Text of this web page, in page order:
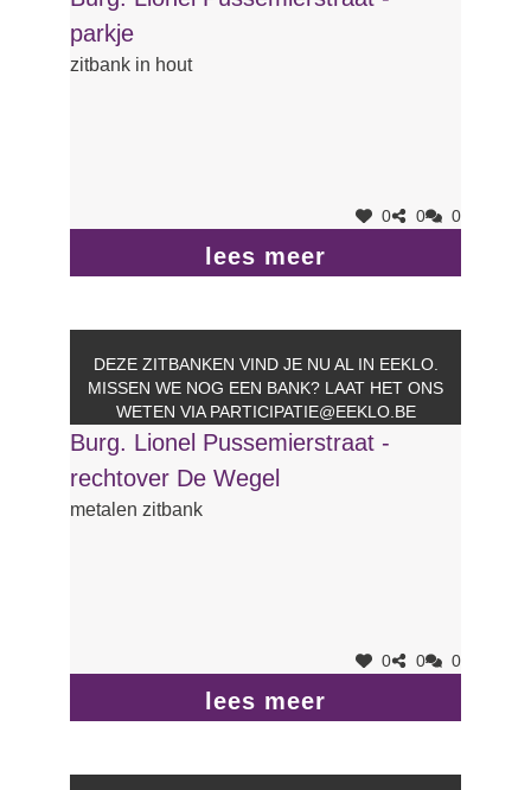
parkje
zitbank in hout
0 0 0
lees meer
DEZE ZITBANKEN VIND JE NU AL IN EEKLO.
MISSEN WE NOG EEN BANK? LAAT HET ONS
WETEN VIA PARTICIPATIE@EEKLO.BE
Burg. Lionel Pussemierstraat -
rechtover De Wegel
metalen zitbank
0 0 0
lees meer